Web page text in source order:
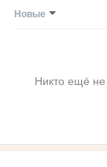
Новые
Никто ещё не